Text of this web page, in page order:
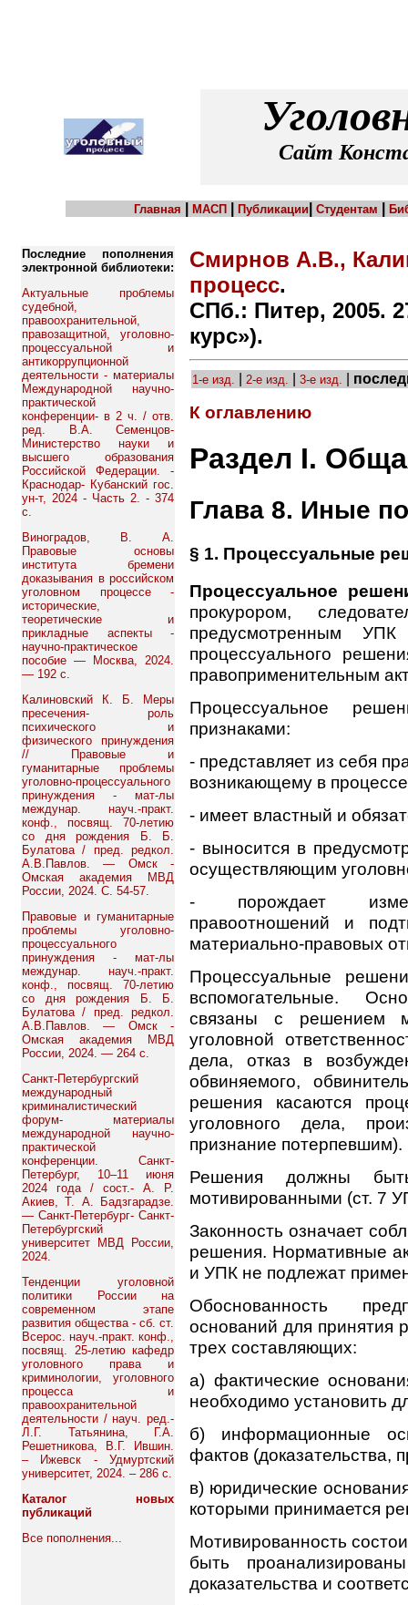
Сайт
Главная МАСП Публикации Студентам
Последние пополнения
электронной библиотеки:
Актуальные проблемы
судебной,
правоохранительной,
правозащитной, уголовно-
процессуальной и
антикоррупционной
деятельности - материалы
Международной научно-
практической
конференции- в 2 ч. / отв.
ред. В.А. Семенцов-
Министерство науки и
высшего образования
Российской Федерации. -
Краснодар- Кубанский гос.
ун-т, 2024 - Часть 2. - 374
с.
Виноградов, В. А.
Правовые основы
института бремени
доказывания в российском
уголовном процессе -
исторические,
теоретические и
прикладные аспекты -
научно-практическое
пособие — Москва, 2024.
— 192 с.
Калиновский К. Б. Меры
пресечения- роль
психического и
физического принуждения
// Правовые и
гуманитарные проблемы
уголовно-процессуального
принуждения - мат-лы
междунар. науч.-практ.
конф., посвящ. 70-летию
со дня рождения Б. Б.
Булатова / пред. редкол.
А.В.Павлов. — Омск -
Омская академия МВД
России, 2024. С. 54-57.
Правовые и гуманитарные
проблемы уголовно-
процессуального
принуждения - мат-лы
междунар. науч.-практ.
конф., посвящ. 70-летию
со дня рождения Б. Б.
Булатова / пред. редкол.
А.В.Павлов. — Омск -
Омская академия МВД
России, 2024. — 264 с.
Санкт-Петербургский
международный
криминалистический
форум- материалы
международной научно-
практической
конференции. Санкт-
Петербург, 10–11 июня
2024 года / сост.- А. Р.
Акиев, Т. А. Бадзгарадзе.
— Санкт-Петербург- Санкт-
Петербургский
университет МВД России,
2024.
Тенденции уголовной
политики России на
современном этапе
развития общества - сб. ст.
Всерос. науч.-практ. конф.,
посвящ. 25-летию кафедр
уголовного права и
криминологии, уголовного
процесса и
правоохранительной
деятельности / науч. ред.-
Л.Г. Татьянина, Г.А.
Решетникова, В.Г. Ившин.
– Ижевск - Удмуртский
университет, 2024. – 286 с.
Каталог новых
публикаций
Все пополнения...
Смирнов А.В.,
процесс.
СПб.: Питер, 2005.
курс»).
1-е изд. 2-е изд. 3-е изд.
К оглавлению
Раздел I.
Глава 8. Иные
§ 1. Процессуальные
Процессуальное
прокурором,
предусмотренным
процессуального
правоприменительным
Процессуальное
признаками:
- представляет из себя
возникающему в
- имеет властный и
- выносится в
осуществляющим
- порождает
правоотношений и
материально-правовых
Процессуальные
вспомогательные.
связаны с решением
уголовной
дела, отказ в
обвиняемого,
решения касаются
уголовного дела,
признание потерпевшим).
Решения должны
мотивированными (ст. 7
Законность означает
решения. Нормативные
и УПК не подлежат
Обоснованность
оснований для принятия
трех составляющих:
а) фактические
необходимо установить
б) информационные
фактов (доказательства,
в) юридические
которыми принимается
Мотивированность
быть
доказательства и